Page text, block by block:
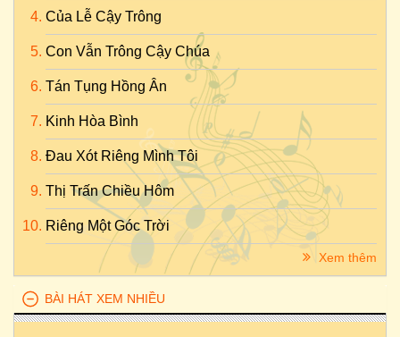
Của Lễ Cậy Trông
Con Vẫn Trông Cậy Chúa
Tán Tụng Hồng Ân
Kinh Hòa Bình
Đau Xót Riêng Mình Tôi
Thị Trấn Chiều Hôm
Riêng Một Góc Trời
Xem thêm
BÀI HÁT XEM NHIỀU